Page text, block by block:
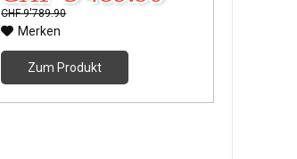
CHF 9'789.90
Merken
Zum Produkt